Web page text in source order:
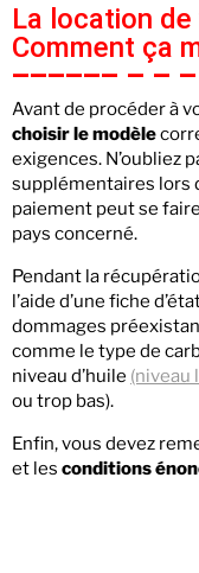
La location
Comment ça
Avant de procéder à
choisir le modèle
exigences. N’oubliez
supplémentaires lors
paiement peut se
pays concerné.
Pendant la
l’aide d’une fiche
dommages
comme le type de
niveau d’huile (niveau
ou trop bas).
Enfin, vous devez
et les conditions